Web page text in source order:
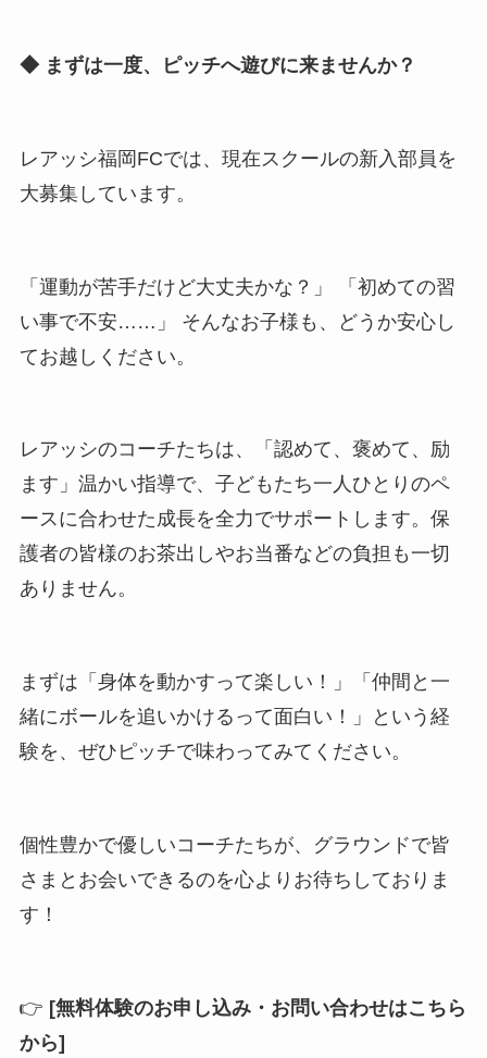
◆ まずは一度、ピッチへ遊びに来ませんか？
レアッシ福岡FCでは、現在スクールの新入部員を
大募集しています。
「運動が苦手だけど大丈夫かな？」 「初めての習
い事で不安……」 そんなお子様も、どうか安心し
てお越しください。
レアッシのコーチたちは、「認めて、褒めて、励
ます」温かい指導で、子どもたち一人ひとりのペ
ースに合わせた成長を全力でサポートします。保
護者の皆様のお茶出しやお当番などの負担も一切
ありません。
まずは「身体を動かすって楽しい！」「仲間と一
緒にボールを追いかけるって面白い！」という経
験を、ぜひピッチで味わってみてください。
個性豊かで優しいコーチたちが、グラウンドで皆
さまとお会いできるのを心よりお待ちしておりま
す！
👉 [無料体験のお申し込み・お問い合わせはこちら
から]